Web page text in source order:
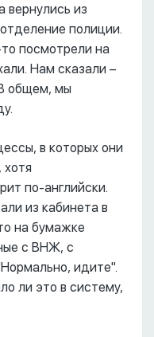
вернулись из
полиции.
посмотрели на
Нам сказали –
общем, мы
в которых они
хотя
по-английски.
из кабинета в
на бумажке
с ВНЖ, с
идите".
ли это в систему,